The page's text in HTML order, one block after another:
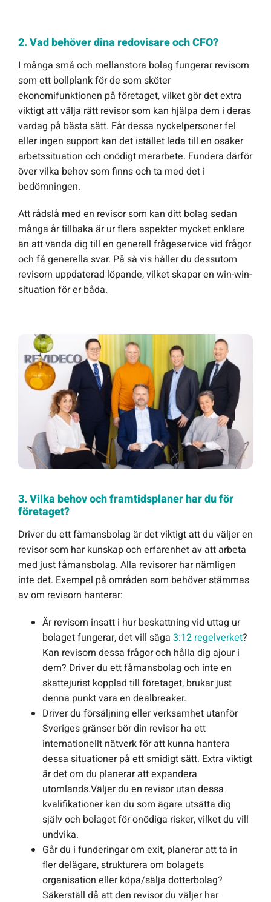
2. Vad behöver dina redovisare och CFO?
I många små och mellanstora bolag fungerar revisorn
som ett bollplank för de som sköter
ekonomifunktionen på företaget, vilket gör det extra
viktigt att välja rätt revisor som kan hjälpa dem i deras
vardag på bästa sätt. Får dessa nyckelpersoner fel
eller ingen support kan det istället leda till en osäker
arbetssituation och onödigt merarbete. Fundera därför
över vilka behov som finns och ta med det i
bedömningen.
Att rådslå med en revisor som kan ditt bolag sedan
många år tillbaka är ur flera aspekter mycket enklare
än att vända dig till en generell frågeservice vid frågor
och få generella svar. På så vis håller du dessutom
revisorn uppdaterad löpande, vilket skapar en win-win-
situation för er båda.
3. Vilka behov och framtidsplaner har du för
företaget?
Driver du ett fåmansbolag är det viktigt att du väljer en
revisor som har kunskap och erfarenhet av att arbeta
med just fåmansbolag. Alla revisorer har nämligen
inte det. Exempel på områden som behöver stämmas
av om revisorn hanterar:
Är revisorn insatt i hur beskattning vid uttag ur
bolaget fungerar, det vill säga 3:12 regelverket?
Kan revisorn dessa frågor och hålla dig ajour i
dem? Driver du ett fåmansbolag och inte en
skattejurist kopplad till företaget, brukar just
denna punkt vara en dealbreaker.
Driver du försäljning eller verksamhet utanför
Sveriges gränser bör din revisor ha ett
internationellt nätverk för att kunna hantera
dessa situationer på ett smidigt sätt. Extra viktigt
är det om du planerar att expandera
utomlands.Väljer du en revisor utan dessa
kvalifikationer kan du som ägare utsätta dig
själv och bolaget för onödiga risker, vilket du vill
undvika.
Går du i funderingar om exit, planerar att ta in
fler delägare, strukturera om bolagets
organisation eller köpa/sälja dotterbolag?
Säkerställ då att den revisor du väljer har